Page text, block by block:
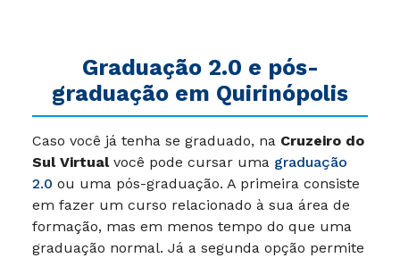
Graduação 2.0 e pós-
graduação em Quirinópolis
Caso você já tenha se graduado, na Cruzeiro do
Sul Virtualvocê pode cursar uma graduação
2.0 ou uma pós-graduação. A primeira consiste
em fazer um curso relacionado à sua área de
formação, mas em menos tempo do que uma
graduação normal. Já a segunda opção permite